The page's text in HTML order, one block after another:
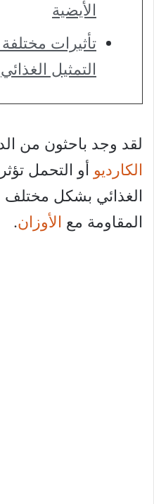
الأيضية
تأثيرات
التمثيل الغذائي
لقد وجد باحثون من
الكارديو أو التحمل
الغذائي بشكل مختلف
المقاومة مع الأوزان.